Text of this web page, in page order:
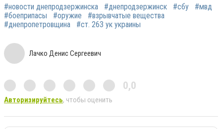
#новости днепродзержинска #днепродзержинск #сбу
#мвд
#боеприпасы
#оружие
#взрывчатые вещества
#днепропетровщина
#ст. 263 ук украины
Лачко Денис Сергеевич
0,0
Авторизируйтесь, чтобы оценить